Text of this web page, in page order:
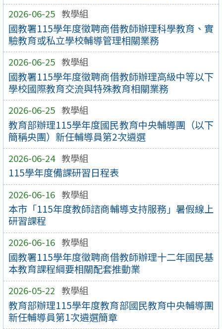
2026-06-25 教學組
國教署115學年度徵聘商借教師辦理科學教育、實
驗教育或私立學校輔導管理相關業務
2026-06-25 教學組
國教署115學年度徵聘商借教師辦理高級中等以下
學校國際教育交流與特殊教育相關業務
2026-06-25 教學組
教育部辦理115學年度國民教育中央輔導團（以下
簡稱央團）新任輔導員第2次遴選
2026-06-24 教學組
115學年度備課研習日程表
2026-06-16 教學組
本市「115年度教師諮商輔導支持服務」暑假線上
研習課程
2026-06-16 教學組
國教署115學年度徵聘商借教師辦理十二年國民基
本教育課程綱要相關配套推動業
2026-05-22 教學組
教育部辦理115學年度教育部國民教育中央輔導團
新任輔導員第1次遴選簡章